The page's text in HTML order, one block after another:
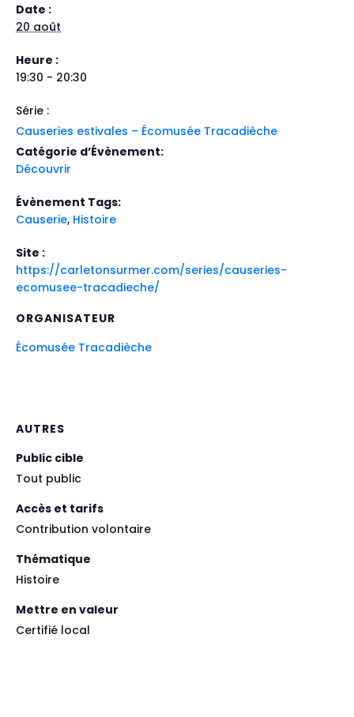
Date :
20 août
Heure :
19:30 - 20:30
Série :
Causeries estivales – Écomusée Tracadièche
Catégorie d’Évènement:
Découvrir
Évènement Tags:
Causerie, Histoire
Site :
https://carletonsurmer.com/series/causeries-
ecomusee-tracadieche/
ORGANISATEUR
Écomusée Tracadièche
AUTRES
Public cible
Tout public
Accès et tarifs
Contribution volontaire
Thématique
Histoire
Mettre en valeur
Certifié local